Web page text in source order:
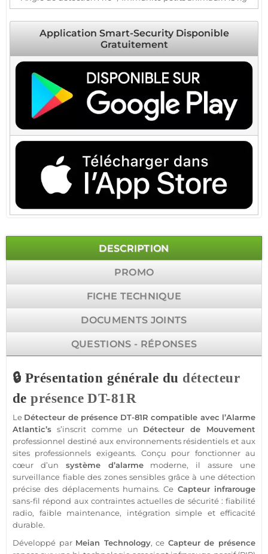
Application Smart-Security Disponible
Gratuitement
DESCRIPTION
PROMO
FICHE TECHNIQUE
DOCUMENTS JOINTS
QUESTIONS - RÉPONSES
🔒 Présentation générale du détecteur
deprésence DT-81R
Le Détecteur de présence DT-81R compatible avec l’Alarme
Atlantic’s s’inscrit comme un Détecteur de Mouvement
professionnel destiné aux environnements résidentiels et aux
sites professionnels exigeants. Conçu pour fonctionner au
cœur d’un systèmed’alarmemoderne, il assure une
surveillance fiabledes zones sensibles grâce à une détection
précise des déplacementshumains. Ce Capteurinfrarouge
sans-fil répond aux contraintes actuelles de sécurité: fiabilité
radio, faible maintenance, intégration simple et efficacité
durable.
Développé par Meian Technology, ce Capteurde présence